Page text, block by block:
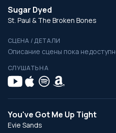
Sugar Dyed
St. Paul & The Broken Bones
СЦЕНА / ДЕТАЛИ
Описание сцены пока
СЛУШАТЬ НА
You've Got Me Up Tight
Evie Sands